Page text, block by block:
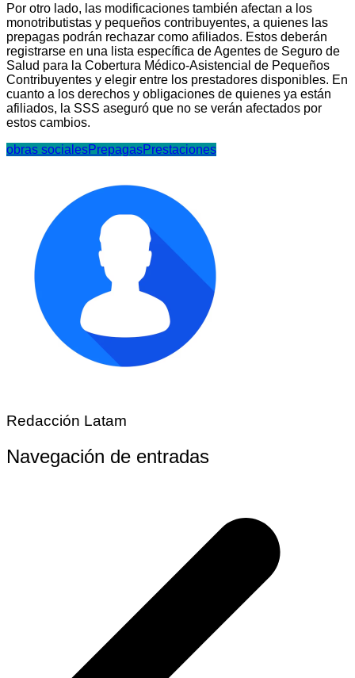
Por otro lado, las modificaciones también afectan a los
monotributistas y pequeños contribuyentes, a quienes las
prepagas podrán rechazar como afiliados. Estos deberán
registrarse en una lista específica de Agentes de Seguro de
Salud para la Cobertura Médico-Asistencial de Pequeños
Contribuyentes y elegir entre los prestadores disponibles. En
cuanto a los derechos y obligaciones de quienes ya están
afiliados, la SSS aseguró que no se verán afectados por
estos cambios.
obras socialesPrepagasPrestaciones
Redacción Latam
Navegación de entradas